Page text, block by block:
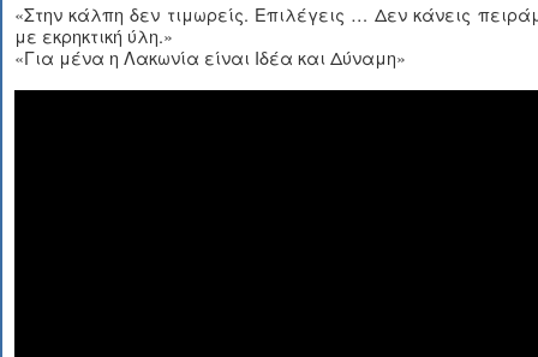
«Στην κάλπη δεν τιμωρείς. Επιλέγεις … Δεν κάνεις
με εκρηκτική ύλη.»
«Για μένα η Λακωνία είναι Ιδέα και Δύναμη»